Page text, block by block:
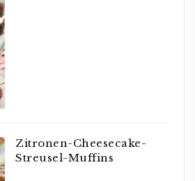
Zitronen-Cheesecake-
Streusel-Muffins